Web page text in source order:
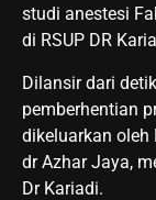
studi anestesi
di RSUP DR
Dilansir dari
pemberhentian
dikeluarkan oleh
dr Azhar Jaya,
Dr Kariadi.